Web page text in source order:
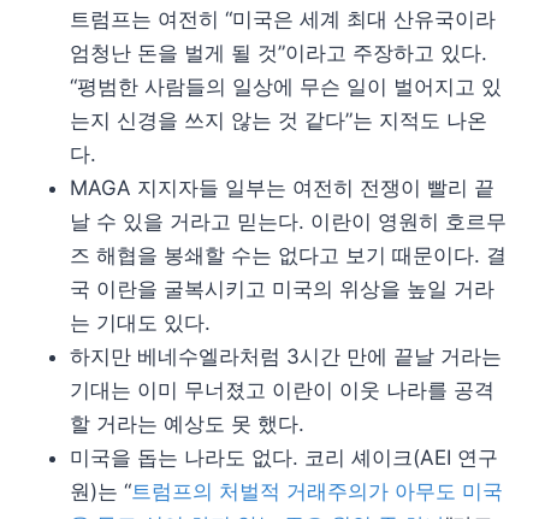
트럼프는 여전히 “미국은 세계 최대 산유국이라
엄청난 돈을 벌게 될 것”이라고 주장하고 있다.
“평범한 사람들의 일상에 무슨 일이 벌어지고 있
는지 신경을 쓰지 않는 것 같다”는 지적도 나온
다.
MAGA 지지자들 일부는 여전히 전쟁이 빨리 끝
날 수 있을 거라고 믿는다. 이란이 영원히 호르무
즈 해협을 봉쇄할 수는 없다고 보기 때문이다. 결
국 이란을 굴복시키고 미국의 위상을 높일 거라
는 기대도 있다.
하지만 베네수엘라처럼 3시간 만에 끝날 거라는
기대는 이미 무너졌고 이란이 이웃 나라를 공격
할 거라는 예상도 못 했다.
미국을 돕는 나라도 없다. 코리 셰이크(AEI 연구
원)는 “트럼프의 처벌적 거래주의가 아무도 미국